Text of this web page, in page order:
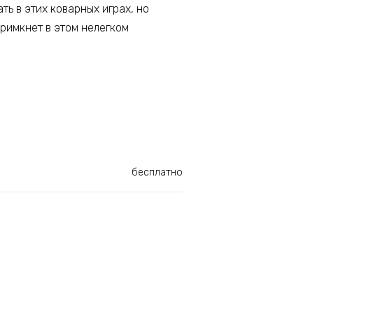
в этих коварных играх, но
в этом нелегком
бесплатно